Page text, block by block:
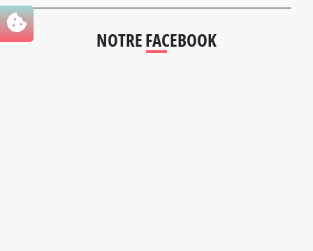
NOTRE FACEBOOK